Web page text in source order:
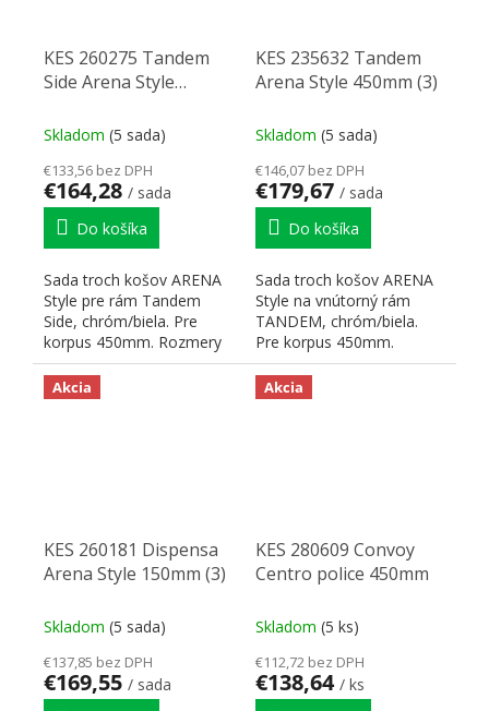
KES 260275 Tandem
Side Arena Style
Skladom (5 sada)
€133,56 bez DPH
€164,28 / sada
Do košíka
Sada troch košov ARENA
Style pre rám Tandem
Side, chróm/biela. Pre
korpus 450mm. Rozmery
koša: šírka: 322 mm,
výška...
KES 235632 Tandem
Arena Style 450mm (3)
Skladom (5 sada)
€146,07 bez DPH
€179,67 / sada
Do košíka
Sada troch košov ARENA
Style na vnútorný rám
TANDEM, chróm/biela.
Pre korpus 450mm.
Rozmery koša: šírka: 383
mm,...
Akcia
KES 260181 Dispensa
Arena Style 150mm (3)
Skladom (5 sada)
€137,85 bez DPH
€169,55 / sada
Akcia
KES 280609 Convoy
Centro police 450mm
Skladom (5 ks)
€112,72 bez DPH
€138,64 / ks